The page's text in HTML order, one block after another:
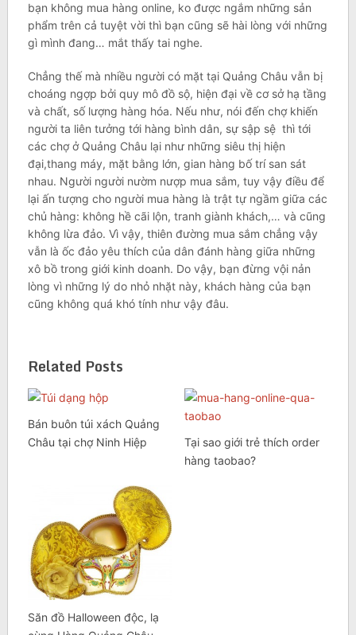
bạn không mua hàng online, ko được ngắm những sản
phẩm trên cả tuyệt vời thì bạn cũng sẽ hài lòng với những
gì mình đang… mắt thấy tai nghe.
Chẳng thế mà nhiều người có mặt tại Quảng Châu vẫn bị
choáng ngợp bởi quy mô đồ sộ, hiện đại về cơ sở hạ tầng
và chất, số lượng hàng hóa. Nếu như, nói đến chợ khiến
người ta liên tưởng tới hàng bình dân, sự sập sệ thì tới
các chợ ở Quảng Châu lại như những siêu thị hiện
đại,thang máy, mặt bằng lớn, gian hàng bố trí san sát
nhau. Người người nườm nượp mua sắm, tuy vậy điều để
lại ấn tượng cho người mua hàng là trật tự ngầm giữa các
chủ hàng: không hề cãi lộn, tranh giành khách,… và cũng
không lừa đảo. Vì vậy, thiên đường mua sắm chẳng vậy
vẫn là ốc đảo yêu thích của dân đánh hàng giữa những
xô bồ trong giới kinh doanh. Do vậy, bạn đừng vội nản
lòng vì những lý do nhỏ nhặt này, khách hàng của bạn
cũng không quá khó tính như vậy đâu.
Related Posts
Bán buôn túi xách Quảng
Châu tại chợ Ninh Hiệp
Tại sao giới trẻ thích order
hàng taobao?
Săn đồ Halloween độc, lạ